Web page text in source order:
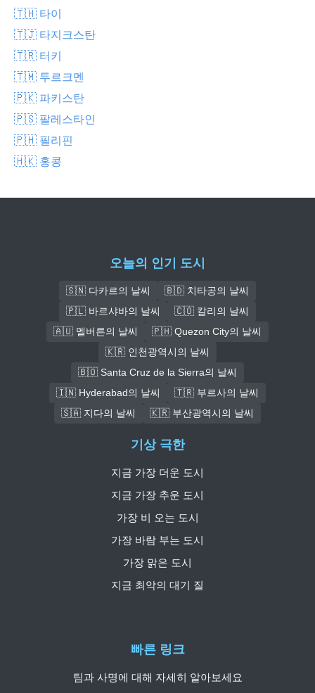
🇹🇭 타이
🇹🇯 타지크스탄
🇹🇷 터키
🇹🇲 투르크멘
🇵🇰 파키스탄
🇵🇸 팔레스타인
🇵🇭 필리핀
🇭🇰 홍콩
오늘의 인기 도시
🇸🇳 다카르의 날씨
🇧🇩 치타공의 날씨
🇵🇱 바르샤바의 날씨
🇨🇴 칼리의 날씨
🇦🇺 멜버른의 날씨
🇵🇭 Quezon City의 날씨
🇰🇷 인천광역시의 날씨
🇧🇴 Santa Cruz de la Sierra의 날씨
🇮🇳 Hyderabad의 날씨
🇹🇷 부르사의 날씨
🇸🇦 지다의 날씨
🇰🇷 부산광역시의 날씨
빠른 링크
팀과 사명에 대해 자세히 알아보세요
기상 극한
지금 가장 더운 도시
지금 가장 추운 도시
가장 비 오는 도시
가장 바람 부는 도시
가장 맑은 도시
지금 최악의 대기 질